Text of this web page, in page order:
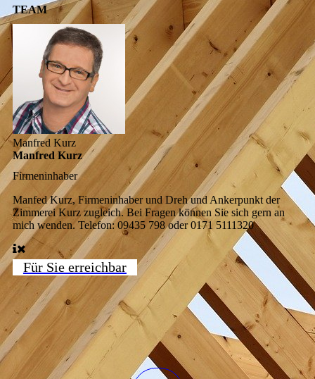
TEAM
Manfred Kurz
Manfred Kurz
Firmeninhaber
Manfed Kurz, Firmeninhaber und Dreh und Ankerpunkt der
Zimmerei Kurz zugleich. Bei Fragen können Sie sich gern an
mich wenden. Telefon: 09435 798 oder 0171 5111320
Für Sie erreichbar